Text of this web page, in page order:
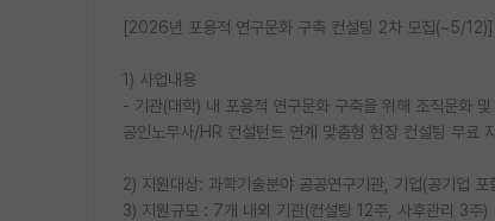
[2026년 포용적 연구문화 구축 컨설팅 2차 모집(~5/12)]
1) 사업내용
- 기관(대학) 내 포용적 연구문화 구축을 위해 조직문화
공인노무사/HR 컨설턴트 연계 맞춤형 현장 컨설팅 무료
2) 지원대상: 과학기술분야 공공연구기관, 기업(공기업 포
3) 지원규모 : 7개 내외 기관(컨설팅 12주, 사후관리 3주)